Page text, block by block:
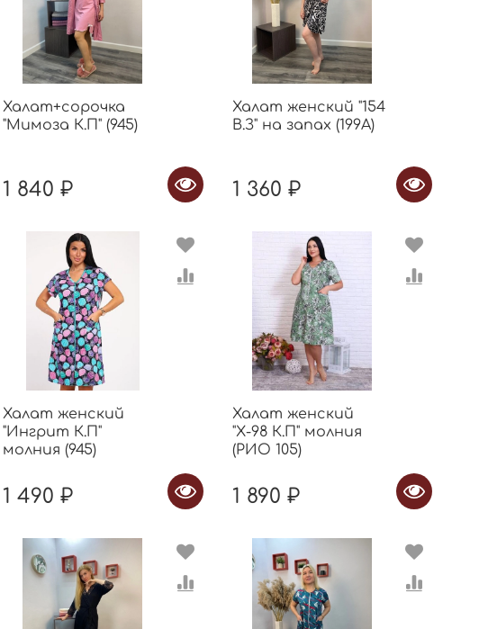
Халат+сорочка
"Мимоза К.П" (945)
1 840 ₽
Халат женский "154
В.З" на запах (199А)
1 360 ₽
Халат женский
"Ингрит К.П"
молния (945)
1 490 ₽
Халат женский
"Х-98 К.П" молния
(РИО 105)
1 890 ₽